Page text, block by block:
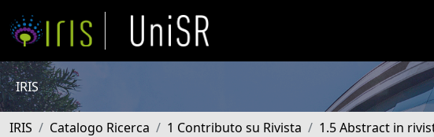
IRIS
IRIS Catalogo Ricerca 1 Contributo su Rivista 1.5 Abstract in